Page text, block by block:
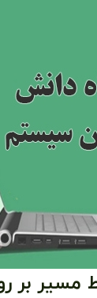
بر